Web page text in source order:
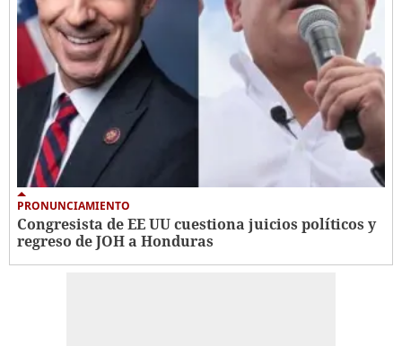
PRONUNCIAMIENTO
Congresista de EE UU cuestiona juicios políticos y
regreso de JOH a Honduras